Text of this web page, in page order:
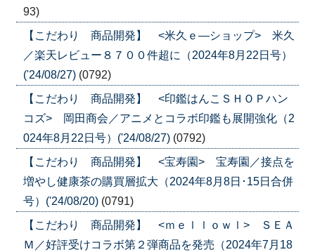
93)
【こだわり 商品開発】 <米久ｅ―ショップ> 米久
／楽天レビュー８７００件超に（2024年8月22日号）
('24/08/27) (0792)
【こだわり 商品開発】 <印鑑はんこＳＨＯＰハン
コズ> 岡田商会／アニメとコラボ印鑑も展開強化（2
024年8月22日号）('24/08/27) (0792)
【こだわり 商品開発】 <宝寿園> 宝寿園／接点を
増やし健康茶の購買層拡大（2024年8月8日･15日合併
号）('24/08/20) (0791)
【こだわり 商品開発】 <ｍｅｌｌｏｗｌ> ＳＥＡ
Ｍ／好評受けコラボ第２弾商品を発売（2024年7月18